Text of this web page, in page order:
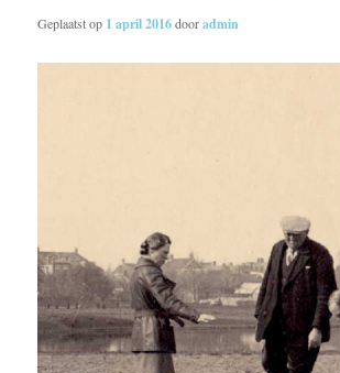
Geplaatst op 1 april 2016dooradmin